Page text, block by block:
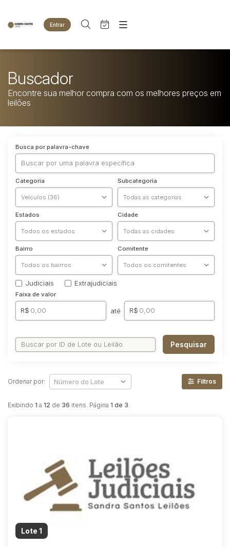
Entrar
Criar conta Entrar
Site
Quem Somos
Contato
Bovinos
Imóveis
Terreno
Veículos
Carros
Motos
Reboque
Home
Quem Somos
Eventos
Buscador
Encontre sua melhor compra com os melhores preços em
leilões
Busca por palavra-chave
Categoria Subcategoria
Estados Cidade
Bairro Comitente
Judiciais Extrajudiciais
Faixa de valor
R$ até R$
Pesquisar
Exibindo 1 a 12 de 36 itens. Página 1 de 3.
Ordenar por: Filtros
Lote 1